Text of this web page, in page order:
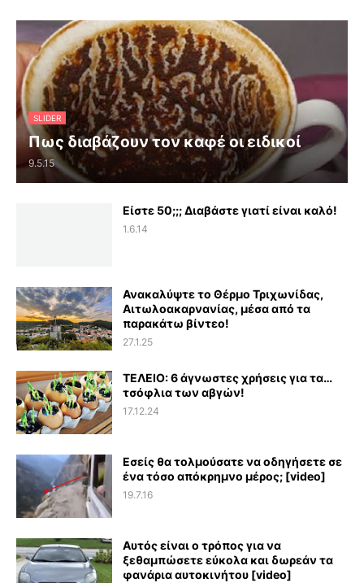
SLIDER
Πως διαβάζουν τον καφέ οι ειδικοί
9.5.15
Είστε 50;;; Διαβάστε γιατί είναι καλό!
1.6.14
Ανακαλύψτε το Θέρμο Τριχωνίδας,
Αιτωλοακαρνανίας, μέσα από τα
παρακάτω βίντεο!
27.1.25
ΤΕΛΕΙΟ: 6 άγνωστες χρήσεις για τα…
τσόφλια των αβγών!
17.12.24
Εσείς θα τολμούσατε να οδηγήσετε σε
ένα τόσο απόκρημνο μέρος; [video]
19.7.16
Αυτός είναι ο τρόπος για να
ξεθαμπώσετε εύκολα και δωρεάν τα
φανάρια αυτοκινήτου [video]